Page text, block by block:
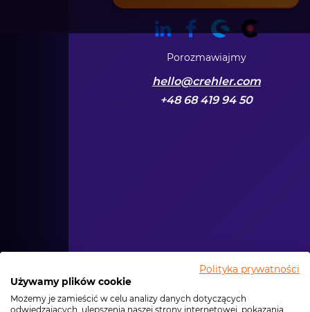
Porozmawiajmy
hello@crehler.com
+48 68 419 94 50
Polityka prywatności
Używamy plików cookie
Możemy je zamieścić w celu analizy danych dotyczących
odwiedzających, ulepszenia naszej strony internetowej, pokazania